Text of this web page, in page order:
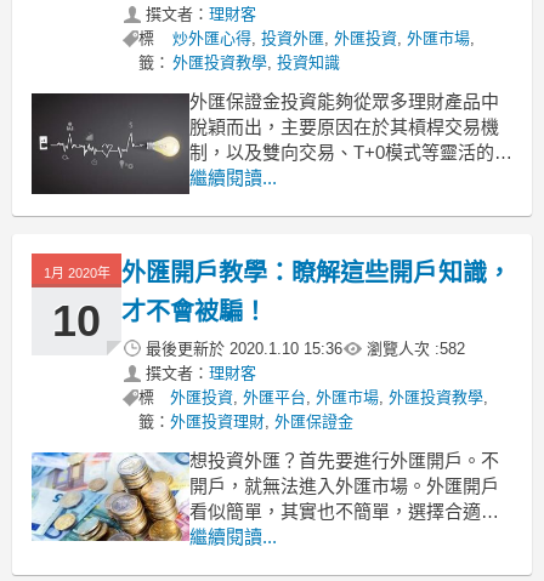
撰文者： 理財客
標
籤：
炒外匯心得,投資外匯,外匯投資,外匯市場,
外匯投資教學,投資知識
外匯保證金投資能夠從眾多理財產品中
脫穎而出，主要原因在於其槓桿交易機
制，以及雙向交易、T+0模式等靈活的規
則，但很多投資者依仗外匯保證金的諸
天這份超實用的外匯保證金心得一定適
合很多投資者。
先了解產品，再進場交易
繼續閱讀...
1月 2020年
10
外匯開戶教學：瞭解這些開戶知識，
才不會被騙！
最後更新於 2020.1.10 15:36 瀏覽人次 :582
撰文者： 理財客
標
籤：
外匯投資, 外匯平台, 外匯市場, 外匯投資教學,
外匯投資理財, 外匯保證金
想投資外匯？首先要進行外匯開戶。不
開戶，就無法進入外匯市場。外匯開戶
看似簡單，其實也不簡單，選擇合適的
平台開戶，才能保證後續的交易的安全
繼續閱讀...